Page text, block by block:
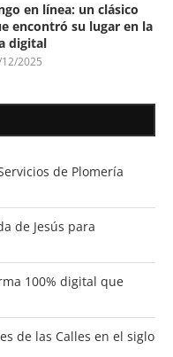
en línea: un clásico
encontró su lugar en la
digital
2025
de Plomería
de Jesús para
100% digital que
de las Calles en el siglo